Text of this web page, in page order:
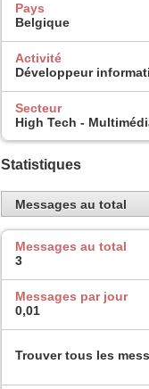
Pays
Belgique
Activité
Développeur
Secteur
High Tech -
Statistiques
Messages au total
Messages au total
3
Messages par jour
0,01
Trouver tous les